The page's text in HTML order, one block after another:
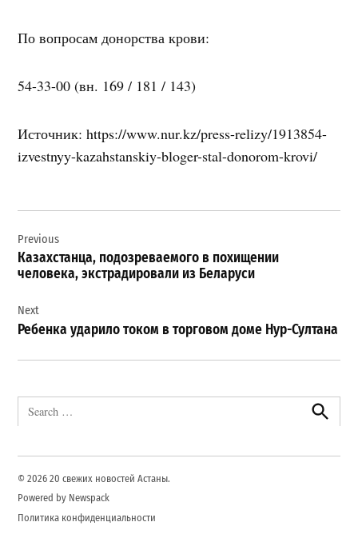
По вопросам донорства крови:
54-33-00 (вн. 169 / 181 / 143)
Источник: https://www.nur.kz/press-relizy/1913854-
izvestnyy-kazahstanskiy-bloger-stal-donorom-krovi/
по
записям
Previous
Казахстанца, подозреваемого в похищении
человека, экстрадировали из Беларуси
Next
Ребенка ударило током в торговом доме Нур-Султана
Search
for:
Search
© 2026 20 свежих новостей Астаны.
Powered by Newspack
Политика конфиденциальности